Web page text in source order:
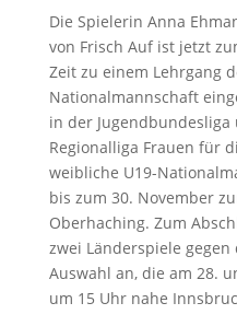
Die Spielerin Anna
von Frisch Auf ist jetzt
Zeit zu einem Lehrgang
Nationalmannschaft
in der
Regionalliga Frauen für
weibliche U19-
bis zum 30. November
Oberhaching. Zum
zwei Länderspiele
Auswahl an, die am 28.
um 15 Uhr nahe